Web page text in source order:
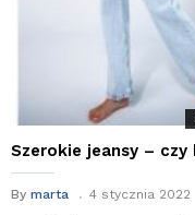
Szerokie jeansy –
By marta 4 stycznia 2022